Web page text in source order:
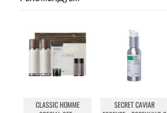
CLASSIC HOMME
SECRET CAVIAR